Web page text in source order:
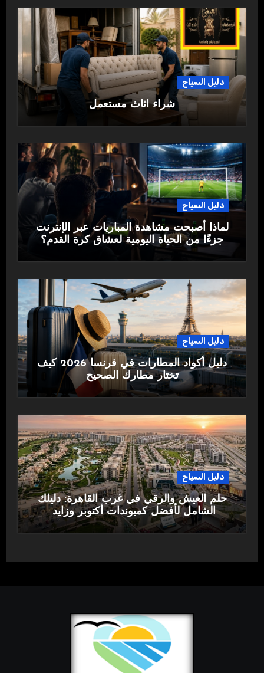
دليل السياح
شراء اثاث مستعمل
دليل السياح
لماذا أصبحت مشاهدة المباريات عبر الإنترنت
جزءًا من الحياة اليومية لعشاق كرة القدم؟
دليل السياح
دليل أكواد المطارات في فرنسا 2026 كيف
تختار مطارك الصحيح
دليل السياح
حلم العيش والرقي في غرب القاهرة: دليلك
الشامل لأفضل كمبوندات أكتوبر وزايد